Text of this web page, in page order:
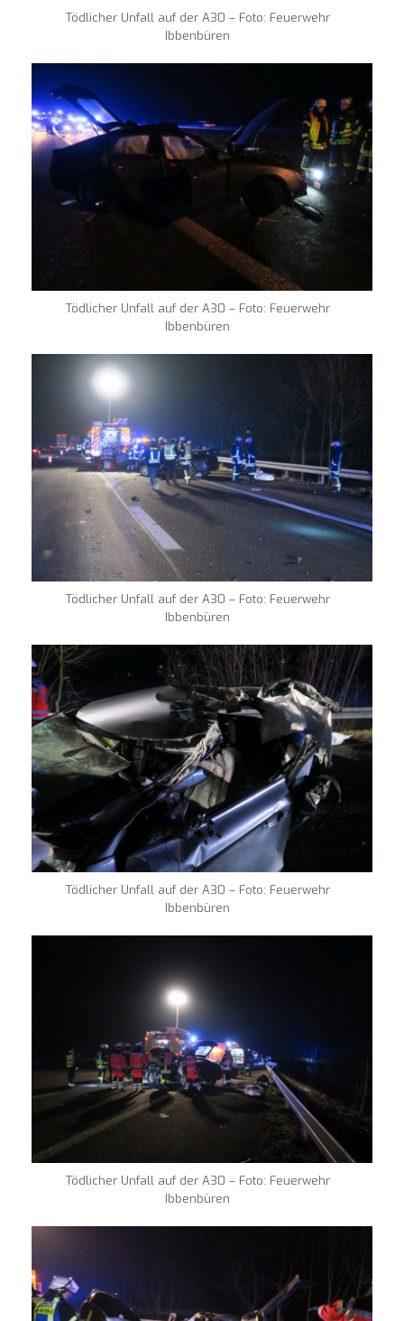
Tödlicher Unfall auf der A30 – Foto: Feuerwehr
Ibbenbüren
Tödlicher Unfall auf der A30 – Foto: Feuerwehr
Ibbenbüren
Tödlicher Unfall auf der A30 – Foto: Feuerwehr
Ibbenbüren
Tödlicher Unfall auf der A30 – Foto: Feuerwehr
Ibbenbüren
Tödlicher Unfall auf der A30 – Foto: Feuerwehr
Ibbenbüren